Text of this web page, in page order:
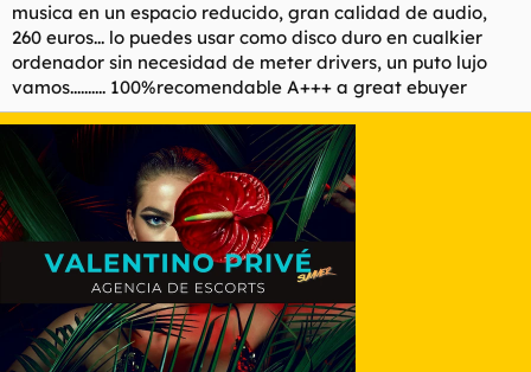
musica en un espacio reducido, gran calidad de audio,
260 euros... lo puedes usar como disco duro en cualkier
ordenador sin necesidad de meter drivers, un puto lujo
vamos.......... 100%recomendable A+++ a great ebuyer